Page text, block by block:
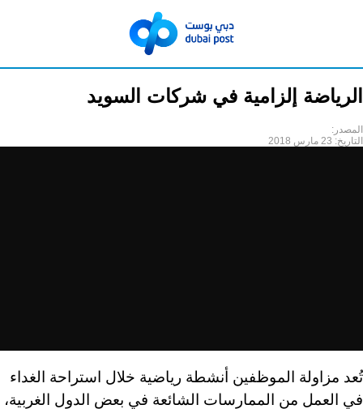
الرياضة إلزامية في شركات السويد
المصدر:
التاريخ: 23 مارس 2018
تُعد مزاولة الموظفين أنشطة رياضية خلال استراحة الغداء
في العمل من الممارسات الشائعة في بعض الدول الغربية،